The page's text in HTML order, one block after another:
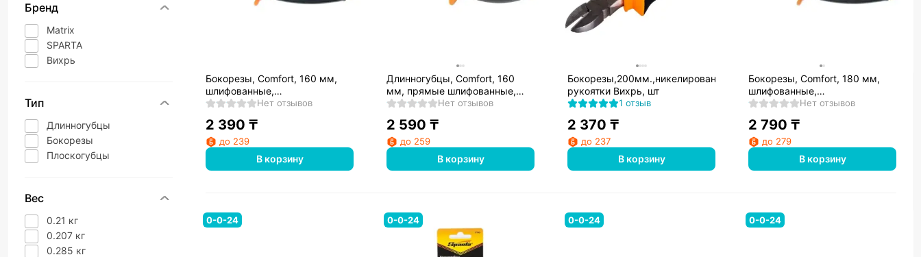
Бренд
Matrix
SPARTA
Вихрь
Тип
Длинногубцы
Бокорезы
Плоскогубцы
Вес
0.21 кг
0.207 кг
0.285 кг
Бокорезы, Comfort, 160 мм,
шлифованные,
двухкомпонентные рукоятки//
Нет отзывов
2 390 ₸
до 239
В корзину
Длинногубцы, Comfort, 160
мм, прямые шлифованные,
двухкомпонентные рукоятки//
Нет отзывов
2 590 ₸
до 259
В корзину
Бокорезы,200мм.,никелированные,двухкомпонентные
рукоятки Вихрь, шт
1 отзыв
2 370 ₸
до 237
В корзину
Бокорезы, Comfort, 180 мм,
шлифованные,
двухкомпонентные рукоятки//
Нет отзывов
2 790 ₸
до 279
В корзину
0-0-24 0-0-24 0-0-24 0-0-24